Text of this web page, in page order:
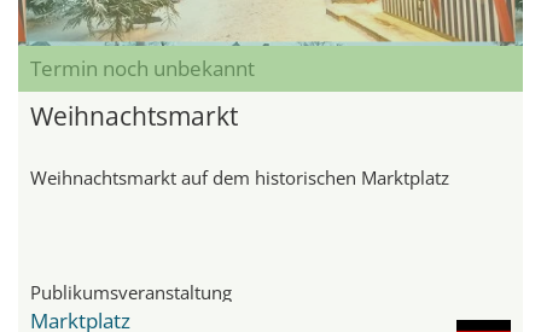
Termin noch unbekannt
Weihnachtsmarkt
Weihnachtsmarkt auf dem historischen Marktplatz
Publikumsveranstaltung
Marktplatz